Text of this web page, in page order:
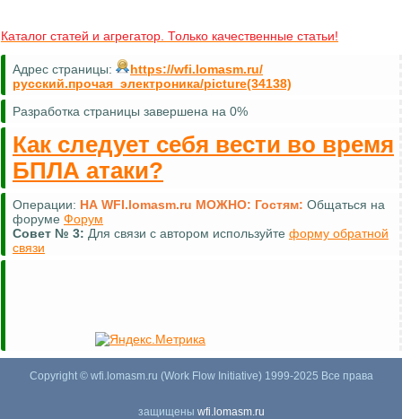
Каталог статей и агрегатор. Только качественные статьи!
Адрес страницы:
https://wfi.lomasm.ru/
русский.прочая_электроника/picture(34138)
Разработка страницы завершена на 0%
Как следует себя вести во время
БПЛА атаки?
Операции: НА WFI.lomasm.ru МОЖНО: Гостям: Общаться на
форуме Форум
Совет № 3: Для связи с автором используйте форму обратной
связи
Copyright © wfi.lomasm.ru (Work Flow Initiative) 1999-2025 Все права
защищены wfi.lomasm.ru